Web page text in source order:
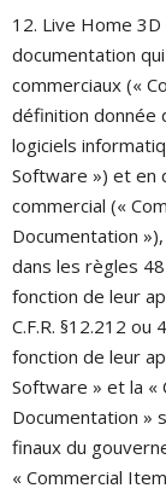
12. Live Home
documentation
commerciaux («
définition donnée
logiciels
Software ») et en
commercial («
Documentation
dans les règles 48
fonction de leur
C.F.R. §12.212 ou
fonction de leur
Software » et la «
Documentation »
finaux du
« Commercial